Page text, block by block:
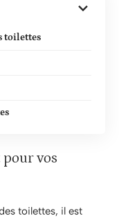
toilettes
vos
toilettes, il est